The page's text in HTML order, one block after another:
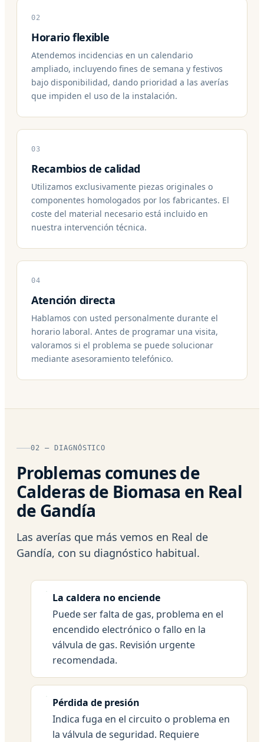
02
Horario flexible
Atendemos incidencias en un calendario
ampliado, incluyendo fines de semana y festivos
bajo disponibilidad, dando prioridad a las averías
que impiden el uso de la instalación.
03
Recambios de calidad
Utilizamos exclusivamente piezas originales o
componentes homologados por los fabricantes. El
coste del material necesario está incluido en
nuestra intervención técnica.
04
Atención directa
Hablamos con usted personalmente durante el
horario laboral. Antes de programar una visita,
valoramos si el problema se puede solucionar
mediante asesoramiento telefónico.
02 — DIAGNÓSTICO
Problemas comunes de
Calderas de Biomasa en Real
de Gandía
Las averías que más vemos en Real de
Gandía, con su diagnóstico habitual.
La caldera no enciende
Puede ser falta de gas, problema en el
encendido electrónico o fallo en la
válvula de gas. Revisión urgente
recomendada.
Pérdida de presión
Indica fuga en el circuito o problema en
la válvula de seguridad. Requiere